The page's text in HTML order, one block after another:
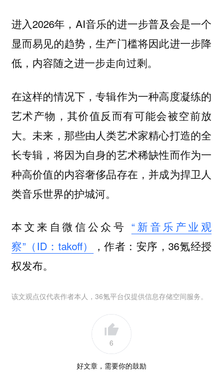
进入2026年，AI音乐的进一步普及会是一个
显而易见的趋势，生产门槛将因此进一步降
低，内容随之进一步走向过剩。
在这样的情况下，专辑作为一种高度凝练的
艺术产物，其价值反而有可能会被空前放
大。未来，那些由人类艺术家精心打造的全
长专辑，将因为自身的艺术稀缺性而作为一
种高价值的内容奢侈品存在，并成为捍卫人
类音乐世界的护城河。
本文来自微信公众号 “新音乐产业观
察”（ID：takoff）
，作者：安序，36氪经授
权发布。
该文观点仅代表作者本人，36氪平台仅提供信息存储空间服务。
6
好文章，需要你的鼓励